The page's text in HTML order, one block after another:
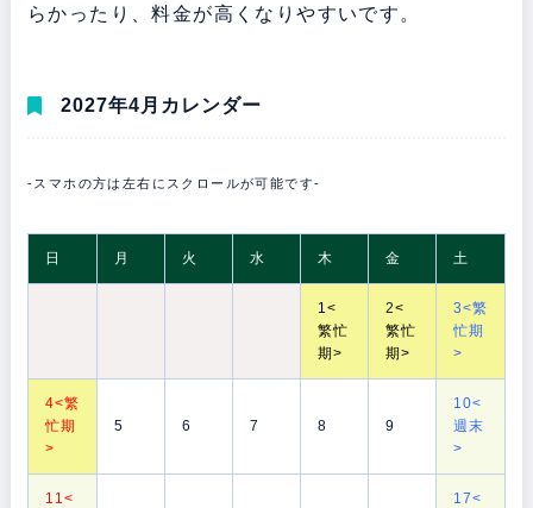
らかったり、料金が高くなりやすいです。
2027年4月カレンダー
-スマホの方は左右にスクロールが可能です-
日 月 火 水 木 金 土
1<
繁忙
期>
2<
繁忙
期>
3<繁
忙期
>
4<繁
忙期
>
5 6 7 8 9
10<
週末
>
11<
17<